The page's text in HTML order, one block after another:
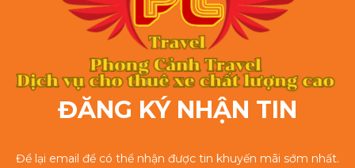
ĐĂNG KÝ NHẬN TIN
Để lại email để có thể nhận được tin khuyến mãi sớm nhất.